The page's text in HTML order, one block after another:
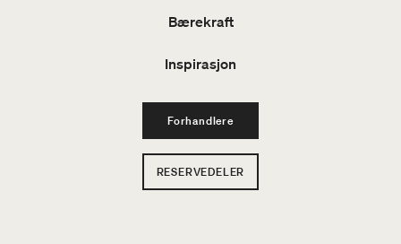
Bærekraft
Inspirasjon
Forhandlere
RESERVEDELER